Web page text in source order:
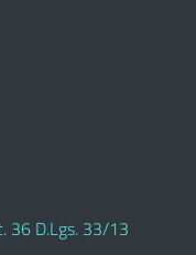
36 D.Lgs. 33/13